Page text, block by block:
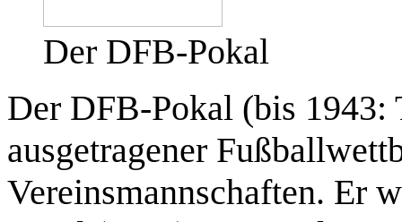
Der DFB-Pokal
Der DFB-Pokal (bis 1943:
ausgetragener
Vereinsmannschaften. Er